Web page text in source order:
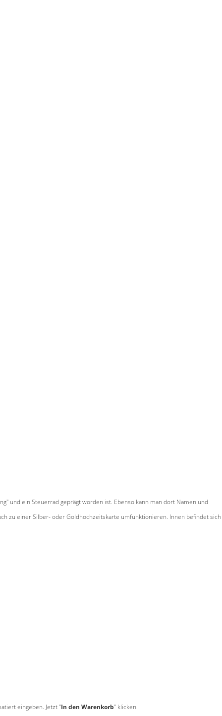
und ein Steuerrad geprägt worden ist. Ebenso kann man dort Namen und
zu einer Silber- oder Goldhochzeitskarte umfunktionieren. Innen befindet sich
eingeben. Jetzt "In den Warenkorb" klicken.